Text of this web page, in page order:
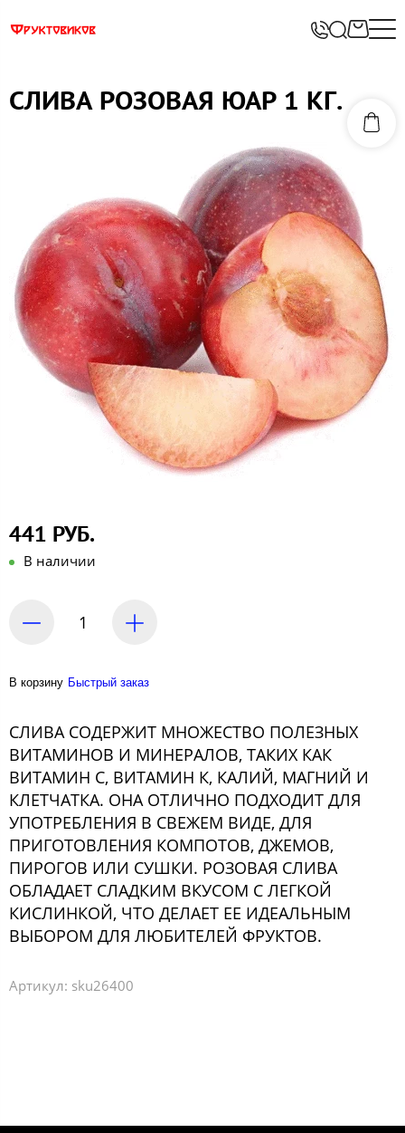
СЛИВА РОЗОВАЯ ЮАР 1 КГ.
441 РУБ.
В наличии
В корзину Быстрый заказ
СЛИВА СОДЕРЖИТ МНОЖЕСТВО ПОЛЕЗНЫХ
ВИТАМИНОВ И МИНЕРАЛОВ, ТАКИХ КАК
ВИТАМИН С, ВИТАМИН К, КАЛИЙ, МАГНИЙ И
КЛЕТЧАТКА. ОНА ОТЛИЧНО ПОДХОДИТ ДЛЯ
УПОТРЕБЛЕНИЯ В СВЕЖЕМ ВИДЕ, ДЛЯ
ПРИГОТОВЛЕНИЯ КОМПОТОВ, ДЖЕМОВ,
ПИРОГОВ ИЛИ СУШКИ. РОЗОВАЯ СЛИВА
ОБЛАДАЕТ СЛАДКИМ ВКУСОМ С ЛЕГКОЙ
КИСЛИНКОЙ, ЧТО ДЕЛАЕТ ЕЕ ИДЕАЛЬНЫМ
ВЫБОРОМ ДЛЯ ЛЮБИТЕЛЕЙ ФРУКТОВ.
Артикул: sku26400